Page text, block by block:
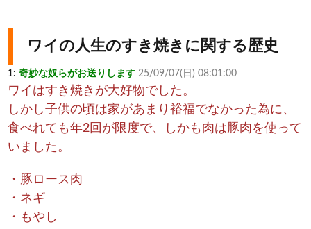
ワイの人生のすき焼きに関する歴史
1: 奇妙な奴らがお送りします 25/09/07(日) 08:01:00
ワイはすき焼きが大好物でした。
しかし子供の頃は家があまり裕福でなかった為に、
食べれても年2回が限度で、しかも肉は豚肉を使って
いました。
・豚ロース肉
・ネギ
・もやし